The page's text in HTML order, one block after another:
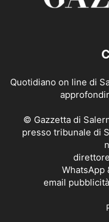
Quotidiano on line di
© Gazzetta di
presso tribunale di
WhatsApp
email